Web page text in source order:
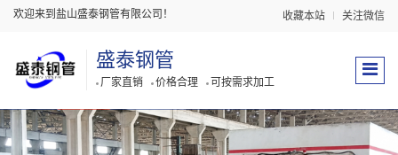
欢迎来到盐山盛泰钢管有限公司！ 收藏本站 关注微信
盛泰钢管
厂家直销 价格合理 可按需求加工